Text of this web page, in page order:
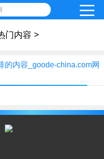
门内容 >
的内容_goode-china.com网